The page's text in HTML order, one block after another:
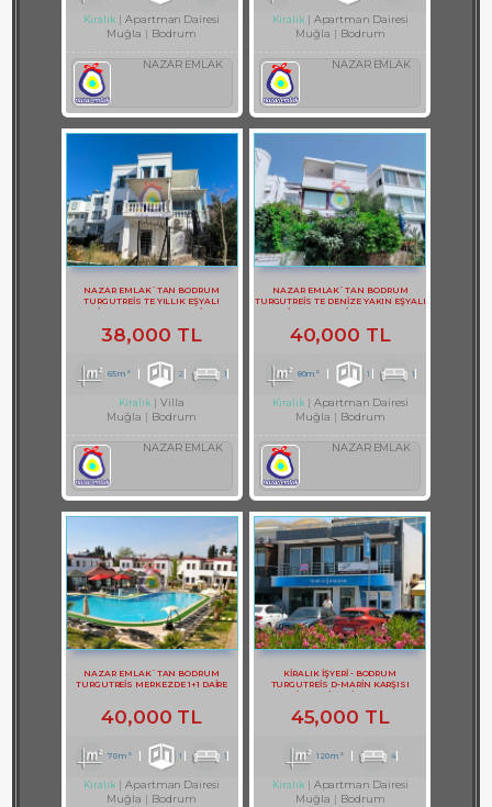
Kiralık
Apartman Dairesi
Muğla
Bodrum
NAZAR EMLAK
Kiralık
Apartman Dairesi
Muğla
Bodrum
NAZAR EMLAK
NAZAR EMLAK`TAN BODRUM
TURGUTREİS TE YILLIK EŞYALI
KİRALIK BAHÇE KATI DAİRE
38,000 TL
65m² 2 1
Kiralık
Villa
Muğla
Bodrum
NAZAR EMLAK
NAZAR EMLAK`TAN BODRUM
TURGUTREİS TE DENİZE YAKIN EŞYALI
KİRALIK 1+1 DAİRE REF-2983
40,000 TL
80m² 1 1
Kiralık
Apartman Dairesi
Muğla
Bodrum
NAZAR EMLAK
NAZAR EMLAK`TAN BODRUM
TURGUTREİS MERKEZDE 1+1 DAİRE
40,000 TL
70m² 1 1
Kiralık
Apartman Dairesi
Muğla
Bodrum
KİRALIK İŞYERİ - BODRUM
TURGUTREİS D-MARİN KARŞISI
45,000 TL
120m² 4
Kiralık
Apartman Dairesi
Muğla
Bodrum